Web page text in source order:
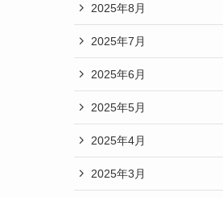
2025年8月
2025年7月
2025年6月
2025年5月
2025年4月
2025年3月